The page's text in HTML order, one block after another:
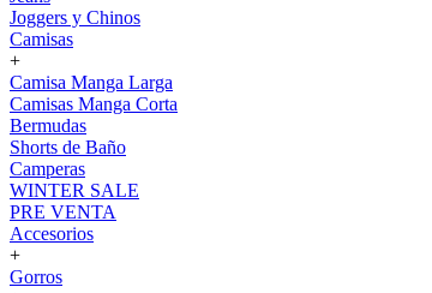
Joggers y Chinos
Camisas
+
Camisa Manga Larga
Camisas Manga Corta
Bermudas
Shorts de Baño
Camperas
WINTER SALE
PRE VENTA
Accesorios
+
Gorros